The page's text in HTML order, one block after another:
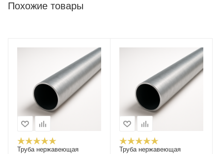
Похожие товары
Труба нержавеющая
Труба нержавеющая